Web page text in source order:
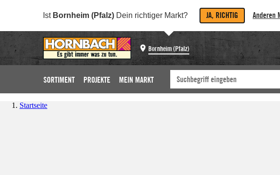
Ist Bornheim (Pfalz) Dein richtiger Markt? JA, RICHTIG Anderen
Bornheim (Pfalz)
SORTIMENT PROJEKTE MEIN MARKT
Startseite